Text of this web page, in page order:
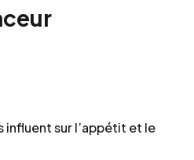
sur l’appétit et le